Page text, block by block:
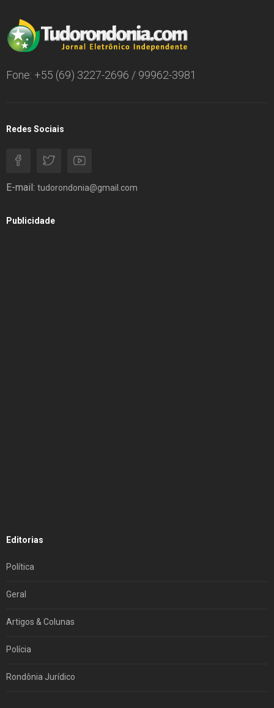
Fone: +55 (69) 3227-2696 / 99962-3981
Redes Sociais
E-mail: tudorondonia@gmail.com
Publicidade
Editorias
Política
Geral
Artigos & Colunas
Polícia
Rondônia Jurídico